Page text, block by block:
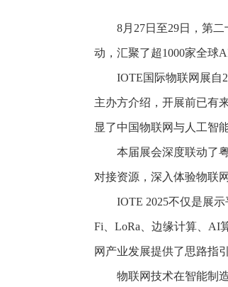
8月27日至29日，第
动，汇聚了超1000家全球
IOTE国际物联网展自
主办方介绍，开展前已有
显了中国物联网与人工智
本届展会深度联动了
对接资源，深入体验物联
IOTE 2025不仅是展
Fi、LoRa、边缘计算、AI
网产业发展提供了思路指引
物联网技术在智能制